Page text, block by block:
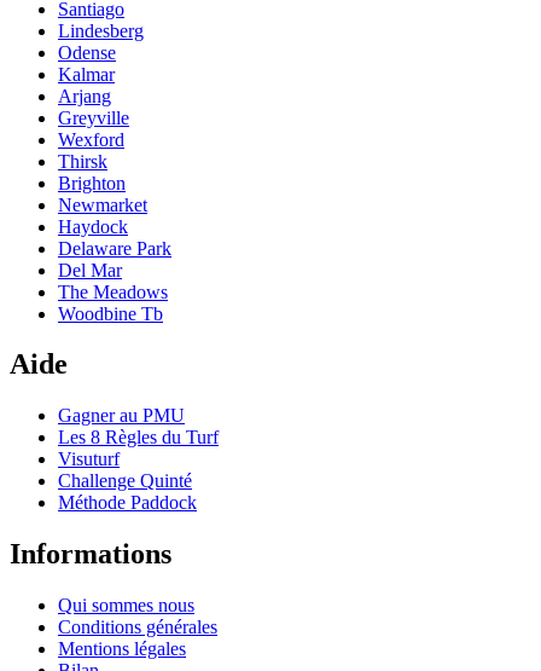
Santiago
Lindesberg
Odense
Kalmar
Arjang
Greyville
Wexford
Thirsk
Brighton
Newmarket
Haydock
Delaware Park
Del Mar
The Meadows
Woodbine Tb
Aide
Gagner au PMU
Les 8 Règles du Turf
Visuturf
Challenge Quinté
Méthode Paddock
Informations
Qui sommes nous
Conditions générales
Mentions légales